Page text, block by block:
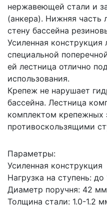
нержавеющей стали и
(анкера). Нижняя часть
стену бассейна
Усиленная конструкция
специальной
ей лестница отлично
использования.
Крепеж не нарушает
бассейна. Лестница
комплектом крепежных
противоскользящими
Параметры:
Усиленная конструкция
Нагрузка на ступень: до
Диаметр поручня: 42 мм
Толщина стали: 1.0-1.2